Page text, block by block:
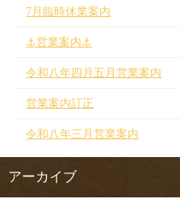
7月臨時休業案内
⚓︎営業案内⚓︎
令和八年四月五月営業案内
営業案内訂正
令和八年三月営業案内
アーカイブ